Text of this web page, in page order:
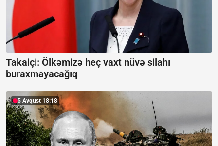
Takaiçi: Ölkəmizə heç vaxt nüvə silahı
buraxmayacağıq
5 Avqust 18:18